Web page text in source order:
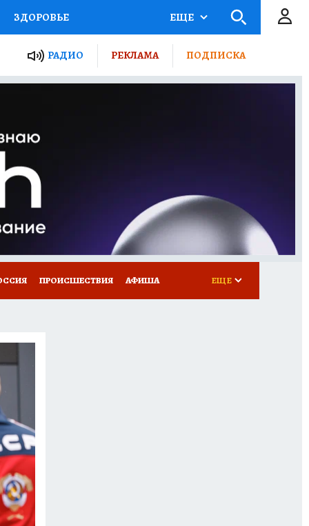
ЗДОРОВЬЕ
РОССИИ
ПУТЕВОДИТЕЛЬ
ПОТРЕБИТЕЛЯ
ЕЩЕ
РАДИО РЕКЛАМА ПОДПИСКА
ПРОИСШЕСТВИЯ АФИША ЕЩЕ